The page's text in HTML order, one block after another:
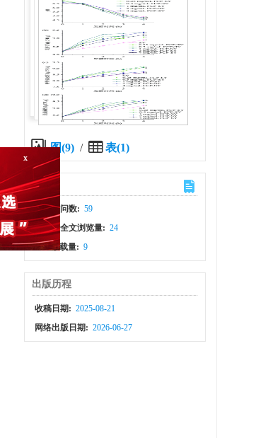
图(9) / 表(1)
计量
文章访问数: 59
HTML全文浏览量: 24
PDF下载量: 9
出版历程
收稿日期: 2025-08-21
网络出版日期: 2026-06-27